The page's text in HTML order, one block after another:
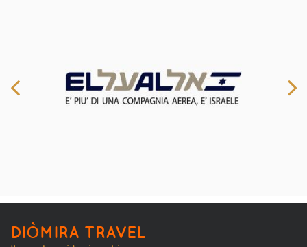
DIÒMIRA TRAVEL